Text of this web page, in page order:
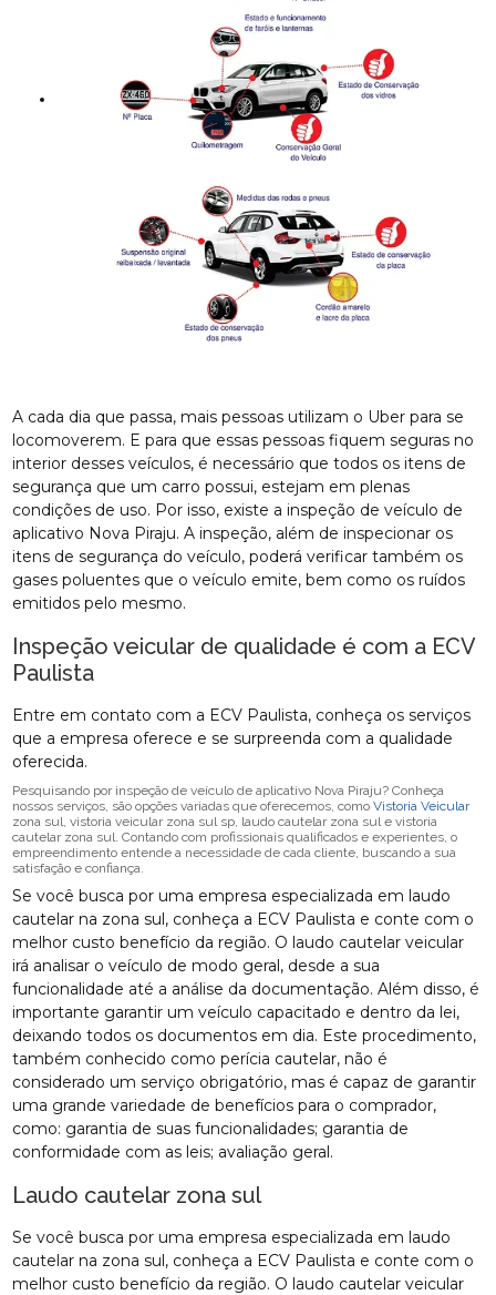
A cada dia que passa, mais pessoas utilizam o Uber para se
locomoverem. E para que essas pessoas fiquem seguras no
interior desses veículos, é necessário que todos os itens de
segurança que um carro possui, estejam em plenas
condições de uso. Por isso, existe a inspeção de veículo de
aplicativo Nova Piraju. A inspeção, além de inspecionar os
itens de segurança do veículo, poderá verificar também os
gases poluentes que o veículo emite, bem como os ruídos
emitidos pelo mesmo.
Inspeção veicular de qualidade é com a ECV
Paulista
Entre em contato com a ECV Paulista, conheça os serviços
que a empresa oferece e se surpreenda com a qualidade
oferecida.
Pesquisando por inspeção de veículo de aplicativo Nova Piraju? Conheça
nossos serviços, são opções variadas que oferecemos, comoVistoria Veicular
zona sul, vistoria veicular zona sul sp, laudo cautelar zona sul e vistoria
cautelar zona sul. Contando com profissionais qualificados e experientes, o
empreendimento entende a necessidade de cada cliente, buscando a sua
satisfação e confiança.
Se você busca por uma empresa especializada em laudo
cautelar na zona sul, conheça a ECV Paulista e conte com o
melhor custo benefício da região. O laudo cautelar veicular
irá analisar o veículo de modo geral, desde a sua
funcionalidade até a análise da documentação. Além disso, é
importante garantir um veículo capacitado e dentro da lei,
deixando todos os documentos em dia. Este procedimento,
também conhecido como perícia cautelar, não é
considerado um serviço obrigatório, mas é capaz de garantir
uma grande variedade de benefícios para o comprador,
como: garantia de suas funcionalidades; garantia de
conformidade com as leis; avaliação geral.
Laudo cautelar zona sul
Se você busca por uma empresa especializada em laudo
cautelar na zona sul, conheça a ECV Paulista e conte com o
melhor custo benefício da região. O laudo cautelar veicular